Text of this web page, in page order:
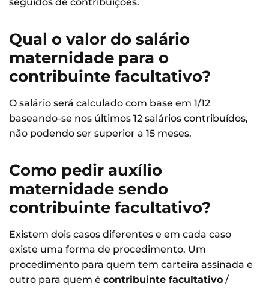
Qual o valor do salário
maternidade para o
contribuinte facultativo?
O salário será calculado com base em 1/12
baseando-se nos últimos 12 salários contribuídos,
não podendo ser superior a 15 meses.
Como pedir auxílio
maternidade sendo
contribuinte facultativo?
Existem dois casos diferentes e em cada caso
existe uma forma de procedimento. Um
procedimento para quem tem carteira assinada e
outro para quem é contribuinte facultativo /